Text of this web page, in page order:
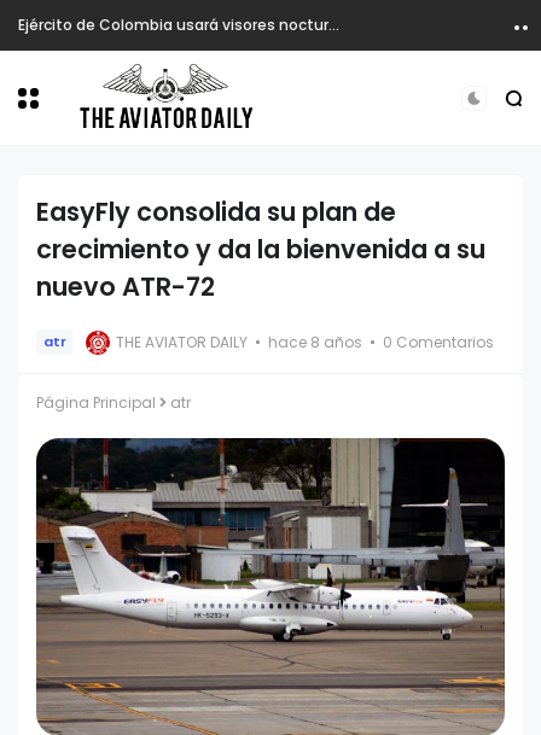
Ejército de Colombia usará visores nocturnos en atención de emergencia desde helicópteros.
EasyFly consolida su plan de
crecimiento y da la bienvenida a su
nuevo ATR-72
atr THE AVIATOR DAILY hace 8 años 0 Comentarios
Página Principal atr